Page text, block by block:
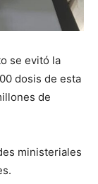
se evitó la
dosis de esta
de
ministeriales